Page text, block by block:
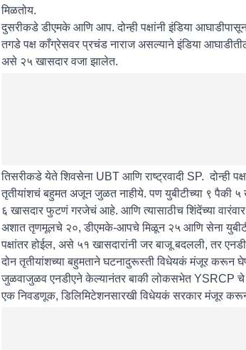
मिळतोय.
दुसरीकडे डीएमके आणि आप. दोन्ही पक्षांनी इंडिया
तगडे पक्ष काँग्रेसवर प्रचंड नाराज असल्याने इंडिया
असे २५ खासदार वजा झालेत.
तिसरीकडे येते शिवसेना UBT आणि राष्ट्रवादी SP. दोन्ही
तृतीयांशचं बहुमत अजून जुळत नाहीये. पण युबीटीच्या ९ पैकी ५
६ खासदार फुटणं गरजेचं आहे. आणि त्यासाठीच शिंदेंच्या
अशात तृणमूलचे २०, डीएमके-आपचे मिळून २५ आणि सेना
पक्षांतर होईल, असे ५१ खासदारांनी जर बाजू बदलली, तर
दोन तृतीयांशच्या बहुमताने घटनादुरूस्ती विधेयकं मंजूर करून
जुळवाजुळव एनडीएने केल्यानंतर बाकी लोकसभेत YSRCP
एक निवडणूक, डिलिमिटेशनसारखी विधेयकं सरकार मंजूर